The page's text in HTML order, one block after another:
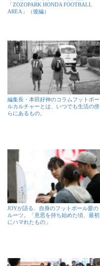
「ZOZOPARK HONDA FOOTBALL
AREA」（後編）
編集長・本田好伸のコラムフットボー
ルカルチャーとは、いつでも生活の傍
らにあるもの。
JOYが語る、自身のフットボール愛の
ルーツ。「意思を持ち始めた頃、最初
にハマれたもの」